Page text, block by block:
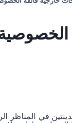
في المناظر